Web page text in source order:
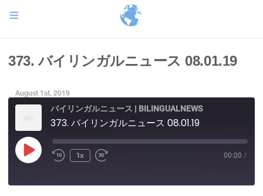
373. バイリンガルニュース 08.01.19
August 1st, 2019
バイリンガルニュース | BILINGUALNEWS
373. バイリンガルニュース 08.01.19
Play
Episode
1x 00:00 /